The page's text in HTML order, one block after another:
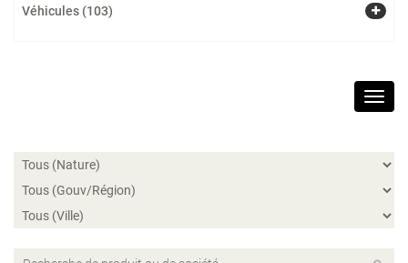
Véhicules (103)